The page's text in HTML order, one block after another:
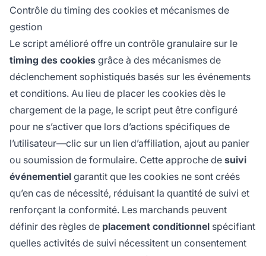
Contrôle du timing des cookies et mécanismes de
gestion
Le script amélioré offre un contrôle granulaire sur le
timing des cookies grâce à des mécanismes de
déclenchement sophistiqués basés sur les événements
et conditions. Au lieu de placer les cookies dès le
chargement de la page, le script peut être configuré
pour ne s’activer que lors d’actions spécifiques de
l’utilisateur—clic sur un lien d’affiliation, ajout au panier
ou soumission de formulaire. Cette approche de suivi
événementiel garantit que les cookies ne sont créés
qu’en cas de nécessité, réduisant la quantité de suivi et
renforçant la conformité. Les marchands peuvent
définir des règles de placement conditionnel spécifiant
quelles activités de suivi nécessitent un consentement